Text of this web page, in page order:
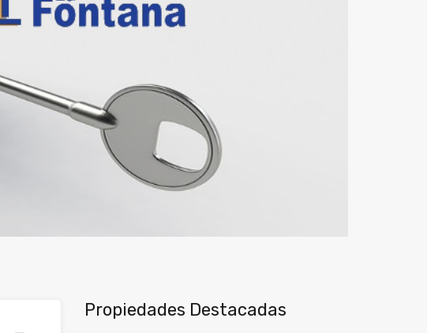
Propiedades Destacadas